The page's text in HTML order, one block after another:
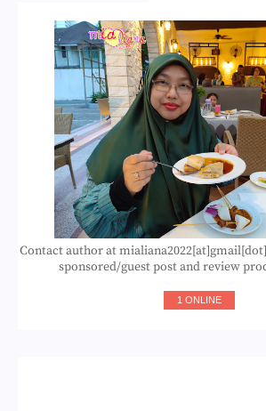
Contact author at
sponsored/guest post and review
1 ONLINE